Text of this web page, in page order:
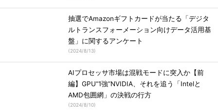
抽選でAmazonギフトカードが当たる「デジタ
ルトランスフォーメーション向けデータ活用基
盤」に関するアンケート
(2024/8/13)
AIプロセッサ市場は混戦モードに突入か【前
編】GPU“1強”NVIDIA、それを追う「Intelと
AMD包囲網」の決戦の行方
(2024/8/10)